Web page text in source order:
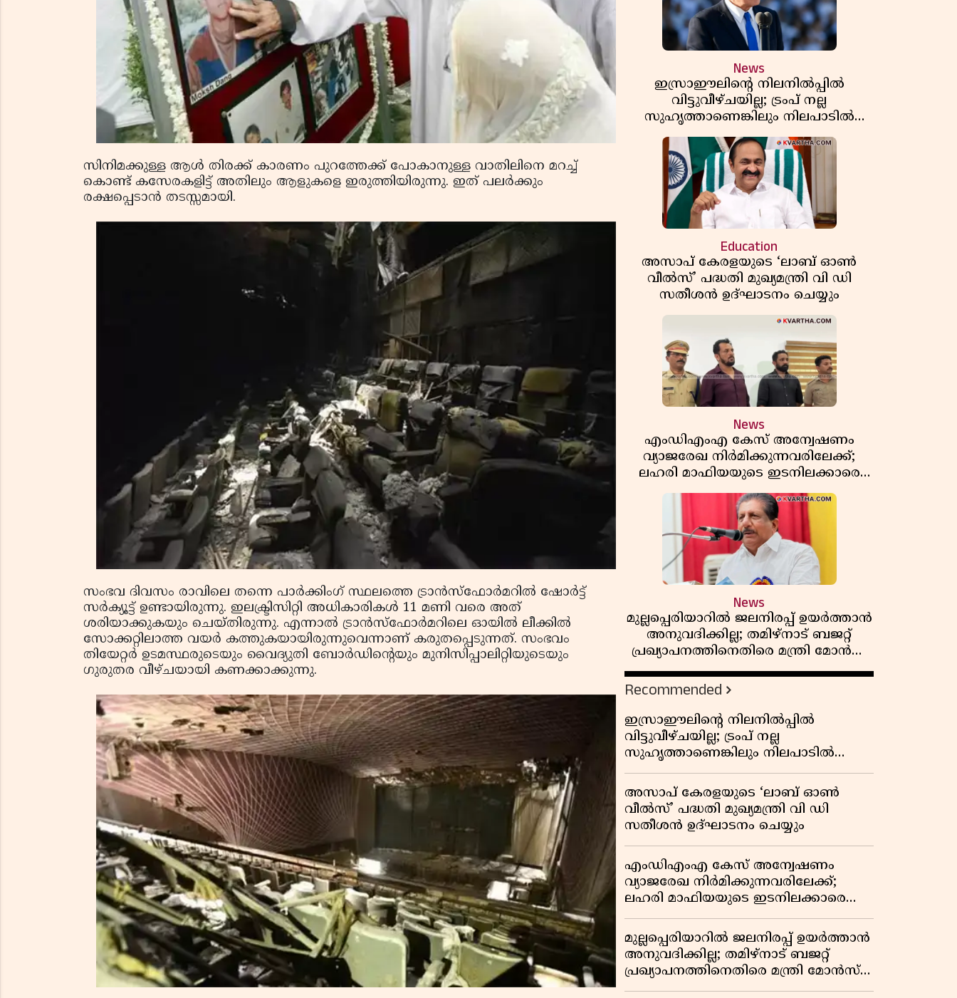
സിനിമക്കുള്ള ആൾ തിരക്ക് കാരണം പുറത്തേക്ക് പോകാനുള്ള വാതിലിനെ മറച്ച്
കൊണ്ട് കസേരകളിട്ട് അതിലും ആളുകളെ ഇരുത്തിയിരുന്നു. ഇത് പലർക്കും
രക്ഷപ്പെടാൻ തടസ്സമായി.
സംഭവ ദിവസം രാവിലെ തന്നെ പാർക്കിംഗ് സ്ഥലത്തെ ട്രാൻസ്ഫോർമറിൽ ഷോർട്ട്
സർക്യൂട്ട് ഉണ്ടായിരുന്നു. ഇലക്ട്രിസിറ്റി അധികാരികൾ 11 മണി വരെ അത്
ശരിയാക്കുകയും ചെയ്തിരുന്നു. എന്നാൽ ട്രാൻസ്ഫോർമറിലെ ഓയിൽ ലീക്കിൽ
സോക്കറ്റിലാത്ത വയർ കത്തുകയായിരുന്നുവെന്നാണ് കരുതപ്പെടുന്നത്. സംഭവം
തിയേറ്റർ ഉടമസ്ഥരുടെയും വൈദ്യുതി ബോർഡിന്റെയും മുനിസിപ്പാലിറ്റിയുടെയും
ഗുരുതര വീഴ്ചയായി കണക്കാക്കുന്നു.
News
ഇസ്രാഈലിന്റെ നിലനിൽപ്പിൽ
വിട്ടുവീഴ്ചയില്ല; ട്രംപ് നല്ല
സുഹൃത്താണെങ്കിലും നിലപാടിൽ
മാറ്റമില്ലെന്ന് നെതന്യാഹു; ഹോർമുസ്
പാതയിൽ ഇറാൻ-ഒമാൻ ധാരണ,
തടസ്സമായി യുഎസ് ഭീഷണി
Education
അസാപ് കേരളയുടെ ‘ലാബ് ഓൺ
വീൽസ്’ പദ്ധതി മുഖ്യമന്ത്രി വി ഡി
സതീശൻ ഉദ്ഘാടനം ചെയ്യും
News
എംഡിഎംഎ കേസ് അന്വേഷണം
വ്യാജരേഖ നിർമിക്കുന്നവരിലേക്ക്;
ലഹരി മാഫിയയുടെ ഇടനിലക്കാരെ
കുടുക്കി കണ്ണൂർ സിറ്റി പൊലീസ്
News
മുല്ലപ്പെരിയാറിൽ ജലനിരപ്പ് ഉയർത്താൻ
അനുവദിക്കില്ല; തമിഴ്നാട് ബജറ്റ്
പ്രഖ്യാപനത്തിനെതിരെ മന്ത്രി മോൻസ്
ജോസഫ്
Recommended
ഇസ്രാഈലിന്റെ നിലനിൽപ്പിൽ
വിട്ടുവീഴ്ചയില്ല; ട്രംപ് നല്ല
സുഹൃത്താണെങ്കിലും നിലപാടിൽ
മാറ്റമില്ലെന്ന് നെതന്യാഹു; ഹോർമുസ്
പാതയിൽ ഇറാൻ-ഒമാൻ ധാരണ,
തടസ്സമായി യുഎസ് ഭീഷണി
അസാപ് കേരളയുടെ ‘ലാബ് ഓൺ
വീൽസ്’ പദ്ധതി മുഖ്യമന്ത്രി വി ഡി
സതീശൻ ഉദ്ഘാടനം ചെയ്യും
എംഡിഎംഎ കേസ് അന്വേഷണം
വ്യാജരേഖ നിർമിക്കുന്നവരിലേക്ക്;
ലഹരി മാഫിയയുടെ ഇടനിലക്കാരെ
കുടുക്കി കണ്ണൂർ സിറ്റി പൊലീസ്
മുല്ലപ്പെരിയാറിൽ ജലനിരപ്പ് ഉയർത്താൻ
അനുവദിക്കില്ല; തമിഴ്നാട് ബജറ്റ്
പ്രഖ്യാപനത്തിനെതിരെ മന്ത്രി മോൻസ്
ജോസഫ്